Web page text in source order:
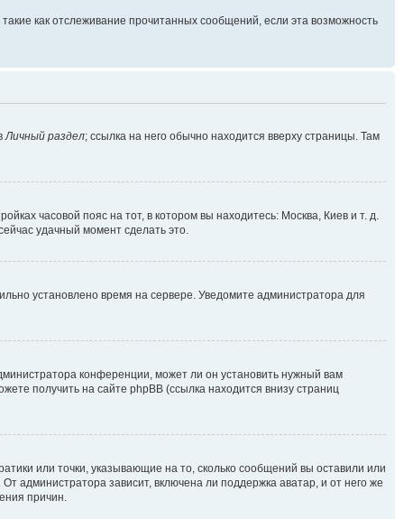
как отслеживание прочитанных сообщений, если эта возможность
Личный раздел; ссылка на него обычно находится вверху страницы. Там
часовой пояс на тот, в котором вы находитесь: Москва, Киев и т. д.
удачный момент сделать это.
установлено время на сервере. Уведомите администратора для
конференции, может ли он установить нужный вам
получить на сайте phpBB (ссылка находится внизу страниц
или точки, указывающие на то, сколько сообщений вы оставили или
администратора зависит, включена ли поддержка аватар, и от него же
причин.